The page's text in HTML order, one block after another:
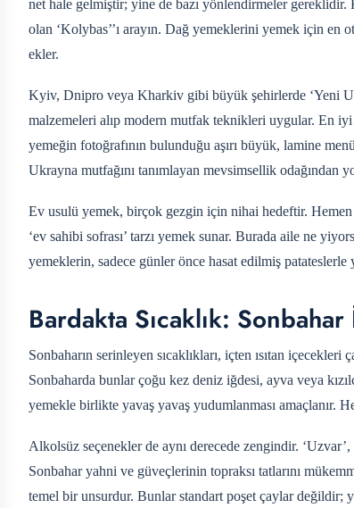
net hale gelmiştir; yine de bazı yönlendirmeler gereklidir.
olan ‘Kolybas’’ı arayın. Dağ yemeklerini yemek için en
ekler.
Kyiv, Dnipro veya Kharkiv gibi büyük şehirlerde ‘Yeni
malzemeleri alıp modern mutfak teknikleri uygular. En
yemeğin fotoğrafının bulunduğu aşırı büyük, lamine
Ukrayna mutfağını tanımlayan mevsimsellik odağından
Ev usulü yemek, birçok gezgin için nihai hedeftir.
‘ev sahibi sofrası’ tarzı yemek sunar. Burada aile ne
yemeklerin, sadece günler önce hasat edilmiş
Bardakta Sıcaklık:
Sonbaharın serinleyen sıcaklıkları, içten ısıtan
Sonbaharda bunlar çoğu kez deniz iğdesi, ayva veya
yemekle birlikte yavaş yavaş yudumlanması amaçlanır.
Alkolsüz seçenekler de aynı derecede zengindir.
Sonbahar yahni ve güveçlerinin topraksı tatlarını
temel bir unsurdur. Bunlar standart poşet çaylar değildir;